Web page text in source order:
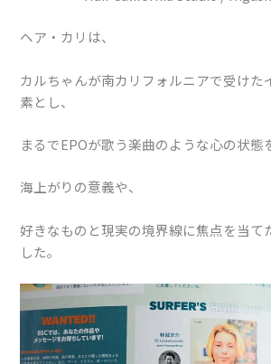
ヘア・カリは、
カルちゃんが南カリフォルニアで受けた
素とし、
まるでEPOが歌う楽曲のような心の状態
海上がりの意義や、
好きなものと現実の境界線に焦点を当て
した。